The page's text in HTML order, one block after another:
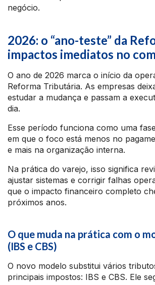
negócio.
2026: o “ano-teste” da
impactos imediatos no
O ano de 2026 marca o início da
Reforma Tributária. As empresas
estudar a mudança e passam a
dia.
Esse período funciona como uma
em que o foco está menos no
e mais na organização interna.
Na prática do varejo, isso significa
ajustar sistemas e corrigir falhas
que o impacto financeiro completo
próximos anos.
O que muda na prática com o
(IBS e CBS)
O novo modelo substitui vários
principais impostos: IBS e CBS. Ele